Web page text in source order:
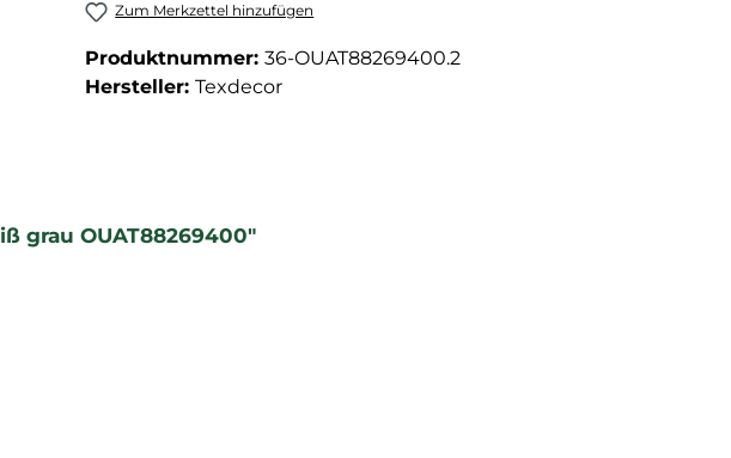
Zum Merkzettel hinzufügen
Produktnummer: 36-OUAT88269400.2
Hersteller: Texdecor
grau OUAT88269400"